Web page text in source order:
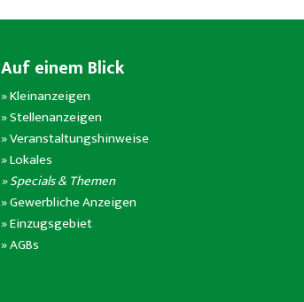
Auf einem Blick
»Kleinanzeigen
»Stellenanzeigen
»Veranstaltungshinweise
»Lokales
» Specials & Themen
»Gewerbliche Anzeigen
»Einzugsgebiet
»AGBs